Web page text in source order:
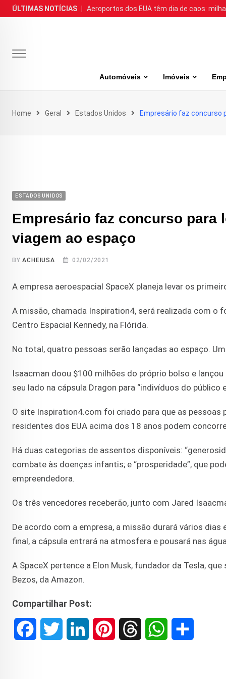
Skip
to
ÚLTIMAS NOTÍCIAS Aeroportos dos EUA têm dia de caos:
Automóveis Imóveis
Home Geral Estados Unidos Empresário faz concurso
ESTADOS UNIDOS
Empresário faz concurso para
viagem ao espaço
BYACHEIUSA 02/02/2021
A empresa aeroespacial SpaceX planeja levar os
A missão, chamada Inspiration4, será realizada com o
Centro Espacial Kennedy, na Flórida.
No total, quatro pessoas serão lançadas ao espaço.
Isaacman doou $100 milhões do próprio bolso e
seu lado na cápsula Dragon para “indivíduos do público
O site Inspiration4.com foi criado para que as
residentes dos EUA acima dos 18 anos podem
Há duas categorias de assentos disponíveis:
combate às doenças infantis; e “prosperidade”, que
empreendedora.
Os três vencedores receberão, junto com Jared
De acordo com a empresa, a missão durará vários
final, a cápsula entrará na atmosfera e pousará nas
A SpaceX pertence a Elon Musk, fundador da Tesla,
Bezos, da Amazon.
Compartilhar Post: